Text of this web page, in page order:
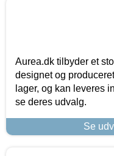
Aurea.dk tilbyder et
designet og
lager, og kan leveres
se deres udvalg.
Se